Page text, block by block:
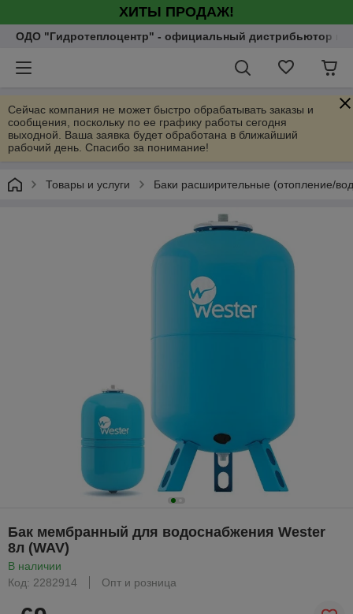
ХИТЫ ПРОДАЖ!
ОДО "Гидротеплоцентр" - официальный дистрибьютор
Сейчас компания не может быстро обрабатывать заказы и
сообщения, поскольку по ее графику работы сегодня
выходной. Ваша заявка будет обработана в ближайший
рабочий день. Спасибо за понимание!
Товары и услуги Баки расширительные (отопление/
Бак мембранный для водоснабжения Wester
8л (WAV)
В наличии
Код: 2282914
Опт и розница